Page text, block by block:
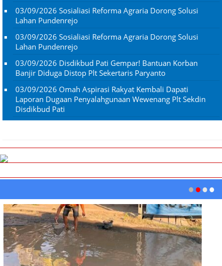
03/09/2026 Sosialiasi Reforma Agraria Dorong Solusi
Lahan Pundenrejo
03/09/2026 Sosialiasi Reforma Agraria Dorong Solusi
Lahan Pundenrejo
03/09/2026 Disdikbud Pati Gempar! Bantuan Korban
Banjir Diduga Distop Plt Sekertaris Paryanto
03/09/2026 Omah Aspirasi Rakyat Kembali Dapati
Laporan Dugaan Penyalahgunaan Wewenang Plt Sekdin
Disdikbud Pati